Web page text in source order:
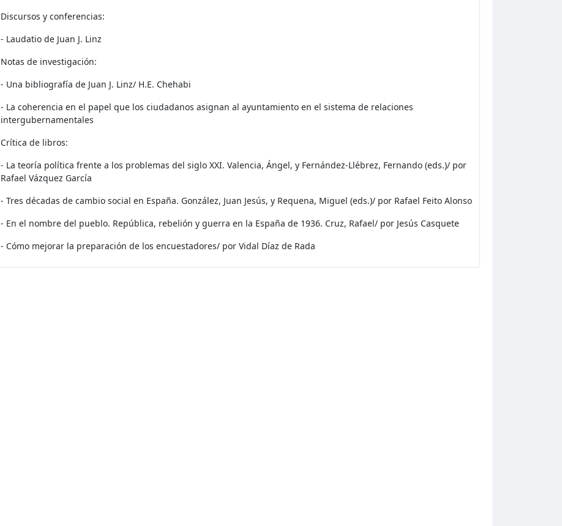
Discursos y conferencias:
- Laudatio de Juan J. Linz
Notas de investigación:
- Una bibliografía de Juan J. Linz/ H.E. Chehabi
- La coherencia en el papel que los ciudadanos asignan al ayuntamiento en el sistema de relaciones
intergubernamentales
Crítica de libros:
- La teoría política frente a los problemas del siglo XXI. Valencia, Ángel, y Fernández-Llébrez, Fernando (eds.)/ por
Rafael Vázquez García
- Tres décadas de cambio social en España. González, Juan Jesús, y Requena, Miguel (eds.)/ por Rafael Feito Alonso
- En el nombre del pueblo. República, rebelión y guerra en la España de 1936. Cruz, Rafael/ por Jesús Casquete
- Cómo mejorar la preparación de los encuestadores/ por Vidal Díaz de Rada